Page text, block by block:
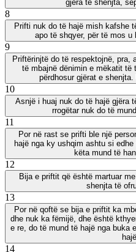
gjëra të shenjta,
8
Prifti nuk do të hajë mish kafshe
apo të shqyer, për të mos u
9
Priftërinjtë do të respektojnë, pra,
të mbajnë dënimin e mëkatit të
përdhosur gjërat e
10
Asnjë i huaj nuk do të hajë gjëra
rrogëtar nuk do të
11
Por në rast se prifti ble një
hajë nga ky ushqim ashtu si
këta mund të
12
Bija e priftit që është martuar
shenjta të
13
Por në qoftë se bija e priftit ka
dhe nuk ka fëmijë, dhe është
e re, do të mund të hajë nga buka
14